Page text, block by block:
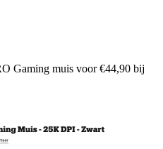
Gaming muis voor €44,90 bij